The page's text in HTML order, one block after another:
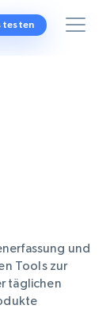
testen
und
Tools zur
täglichen